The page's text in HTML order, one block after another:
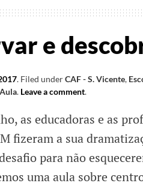
e
. Filed underCAF - S. Vicente,
. Leave a comment.
as educadoras e as
fizeram a sua
para não
uma aula sobre